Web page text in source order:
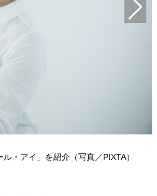
・アイ」を紹介（写真／PIXTA）